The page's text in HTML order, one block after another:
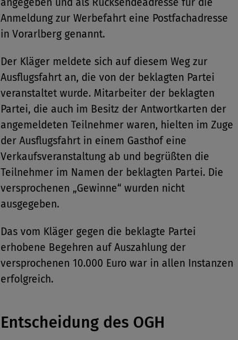
angegeben und als Rücksendeadresse für die
Anmeldung zur Werbefahrt eine Postfachadresse
in Vorarlberg genannt.
Der Kläger meldete sich auf diesem Weg zur
Ausflugsfahrt an, die von der beklagten Partei
veranstaltet wurde. Mitarbeiter der beklagten
Partei, die auch im Besitz der Antwortkarten der
angemeldeten Teilnehmer waren, hielten im Zuge
der Ausflugsfahrt in einem Gasthof eine
Verkaufsveranstaltung ab und begrüßten die
Teilnehmer im Namen der beklagten Partei. Die
versprochenen „Gewinne“ wurden nicht
ausgegeben.
Das vom Kläger gegen die beklagte Partei
erhobene Begehren auf Auszahlung der
versprochenen 10.000 Euro war in allen Instanzen
erfolgreich.
Entscheidung des OGH